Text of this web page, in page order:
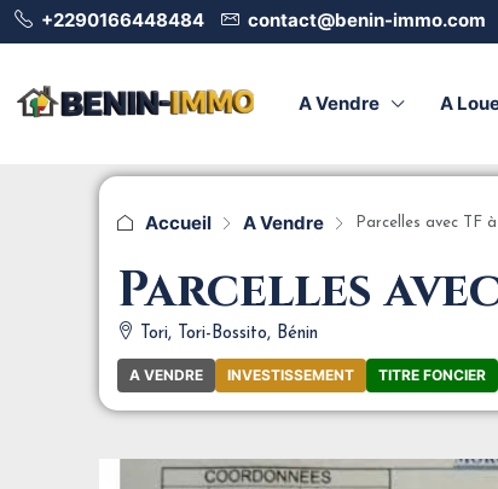
+2290166448484 contact@benin-immo.com
A Vendre A
Accueil A Vendre Parcelles avec TF
Parcelles
Tori, Tori-Bossito, Bénin
A VENDRE INVESTISSEMENT TITRE FONCIER